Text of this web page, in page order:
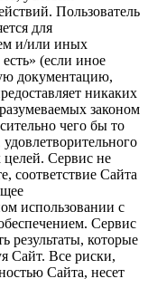
Пользователь
для
и/или иных
(если иное
документацию,
никаких
законом
чего бы то
целей. Сервис не
соответствие Сайта
использовании с
Сервис
результаты, которые
Сайт. Все риски,
Сайта, несет